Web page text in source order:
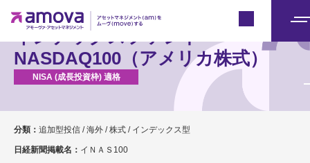
ニ
インデックスファンド
NASDAQ100（アメリカ株式）
分類： 追加型投信 / 海外 / 株式 / インデックス型
日経新聞掲載名： イＮＡＳ100